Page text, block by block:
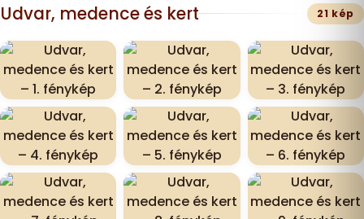
Udvar, medence és kert 21 kép